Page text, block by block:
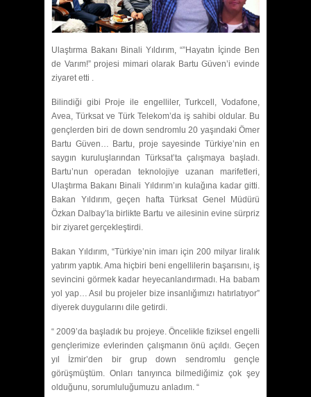
Ulaştırma Bakanı Binali Yıldırım, “”Hayatın İçinde Ben
de Varım!” projesi mimari olarak Bartu Güven’i evinde
ziyaret etti .
Bilindiği gibi Proje ile engelliler, Turkcell, Vodafone,
Avea, Türksat ve Türk Telekom’da iş sahibi oldular. Bu
gençlerden biri de down sendromlu 20 yaşındaki Ömer
Bartu Güven… Bartu, proje sayesinde Türkiye’nin en
saygın kuruluşlarından Türksat’ta çalışmaya başladı.
Bartu’nun operadan teknolojiye uzanan marifetleri,
Ulaştırma Bakanı Binali Yıldırım’ın kulağına kadar gitti.
Bakan Yıldırım, geçen hafta Türksat Genel Müdürü
Özkan Dalbay’la birlikte Bartu ve ailesinin evine sürpriz
bir ziyaret gerçekleştirdi.
Bakan Yıldırım, “Türkiye’nin imarı için 200 milyar liralık
yatırım yaptık. Ama hiçbiri beni engellilerin başarısını, iş
sevincini görmek kadar heyecanlandırmadı. Ha babam
yol yap… Asıl bu projeler bize insanlığımızı hatırlatıyor”
diyerek duygularını dile getirdi.
“ 2009’da başladık bu projeye. Öncelikle fiziksel engelli
gençlerimize evlerinden çalışmanın önü açıldı. Geçen
yıl İzmir’den bir grup down sendromlu gençle
görüşmüştüm. Onları tanıyınca bilmediğimiz çok şey
olduğunu, sorumluluğumuzu anladım. “